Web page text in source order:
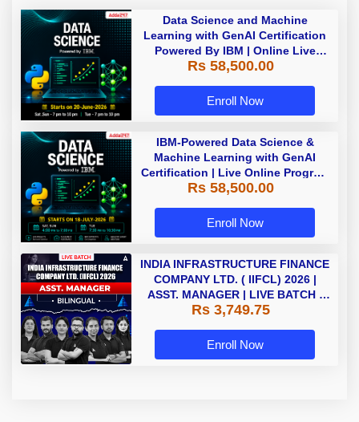
Data Science and Machine
Learning with GenAI Certification
Powered By IBM | Online Live
Classes
Rs 58,500.00
Enroll Now
IBM-Powered Data Science &
Machine Learning with GenAI
Certification | Live Online Program
| Starting 18 July 2026
Rs 58,500.00
Enroll Now
INDIA INFRASTRUCTURE FINANCE
COMPANY LTD. ( IIFCL) 2026 |
ASST. MANAGER | LIVE BATCH |
Online Live Classes by Adda 247
Rs 3,749.75
Enroll Now